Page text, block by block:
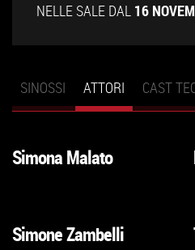
NELLE SALE DAL 16
Schede primarie
SINOSSI ATTORI (SCHEDA
ATTIVA)
CAST
VAI
Simona Malato
VAI
Simone Zambelli